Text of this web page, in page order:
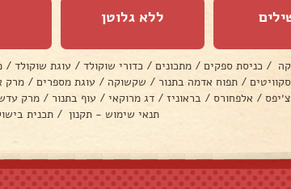
ללא גלוטן
/ כניסת ספקים / מתכונים / כדורי שוקולד / עוגת שוקולד /
/ תפוח אדמה בתנור / שקשוקה / עוגת מספרים / מרק
/ אלפחורס / בראוניז / דג מרוקאי / עוף בתנור / מרק
תנאי שימוש - תקנון / תכנית